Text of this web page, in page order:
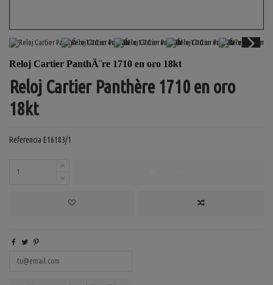
Reloj Cartier PanthÃ¨re 1710 en oro 18kt
Reloj Cartier Panthère 1710 en oro
18kt
Referencia E16183/1